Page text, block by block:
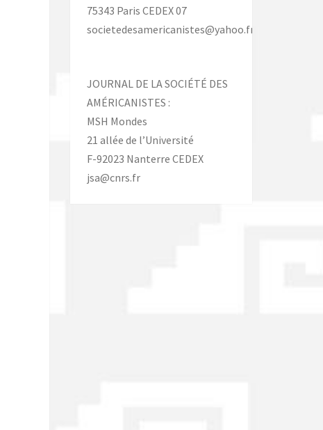
75343 Paris CEDEX 07
societedesamericanistes@yahoo.fr
JOURNAL DE LA SOCIÉTÉ DES
AMÉRICANISTES :
MSH Mondes
21 allée de l’Université
F-92023 Nanterre CEDEX
jsa@cnrs.fr